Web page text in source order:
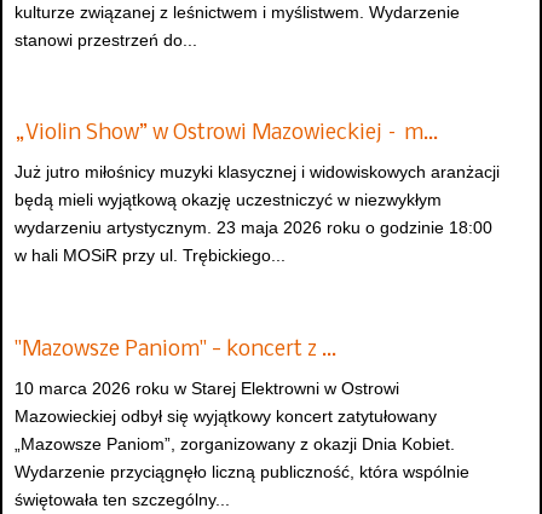
kulturze związanej z leśnictwem i myślistwem. Wydarzenie
stanowi przestrzeń do...
„Violin Show” w Ostrowi Mazowieckiej – m…
Już jutro miłośnicy muzyki klasycznej i widowiskowych aranżacji
będą mieli wyjątkową okazję uczestniczyć w niezwykłym
wydarzeniu artystycznym. 23 maja 2026 roku o godzinie 18:00
w hali MOSiR przy ul. Trębickiego...
"Mazowsze Paniom" - koncert z …
10 marca 2026 roku w Starej Elektrowni w Ostrowi
Mazowieckiej odbył się wyjątkowy koncert zatytułowany
„Mazowsze Paniom”, zorganizowany z okazji Dnia Kobiet.
Wydarzenie przyciągnęło liczną publiczność, która wspólnie
świętowała ten szczególny...